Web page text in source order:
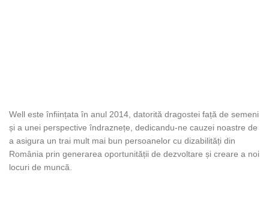
Well este înființata în anul 2014, datorită dragostei față de semeni
și a unei perspective îndraznețe, dedicandu-ne cauzei noastre de
a asigura un trai mult mai bun persoanelor cu dizabilități din
România prin generarea oportunității de dezvoltare și creare a noi
locuri de muncă.